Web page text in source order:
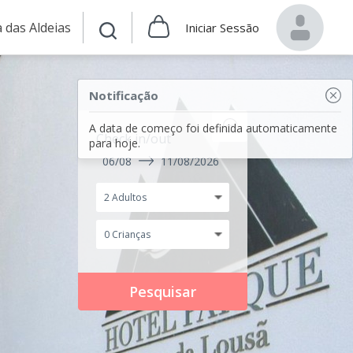
das Aldeias Iniciar Sessão
Notificação
A data de começo foi definida automaticamente
para hoje.
Check in/out
06/08 11/08/2026